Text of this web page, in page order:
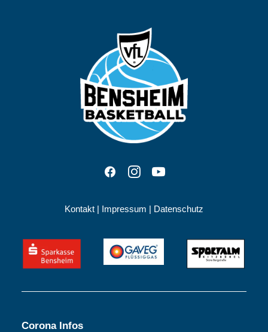
Kontakt | Impressum | Datenschutz
Corona Infos